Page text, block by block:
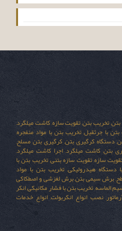
تخریب بتن, تقویت سازه, کاشت میلگرد,
با جرثقیل, تخریب بتن با مواد منفجره,
دستگاه کرگیری بتن, کرگیری بتن مسلح,
بتن, کاشت میلگرد, اجرا کاشت میلگرد,
سازه, تقویت سازه بتنی, تخریب بتن با
دستگاه هیدرولیکی, تخریب بتن با مواد
برش سیمی بتن, برش لغزشی و اصطکاکی
الماسه, تخریب بتن با فشار مکانیکی, انکر
نصب انواع انکربولت, انواع خدمات